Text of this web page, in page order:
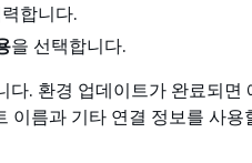
합니다.
을 선택합니다.
다. 환경 업데이트가 완료되면
이름과 기타 연결 정보를 사용